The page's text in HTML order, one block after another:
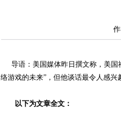
导语：美国媒体昨日撰文称，美国
络游戏的未来”，但他谈话最令人感兴
以下为文章全文：